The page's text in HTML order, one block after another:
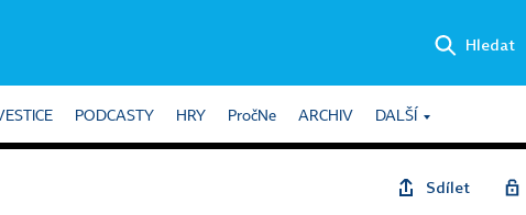
Hledat
PODCASTY HRY PročNe ARCHIV DALŠÍ
Sdílet